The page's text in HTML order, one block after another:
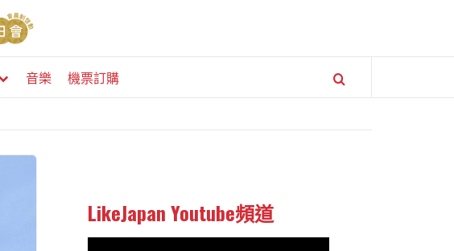
音樂 機票訂購
LikeJapan Youtube頻道